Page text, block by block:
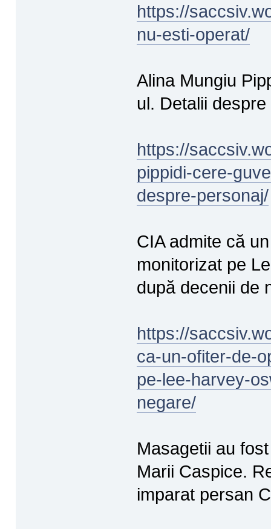
https://
nu-esti-operat/
Alina Mungiu
ul. Detalii
https://
pippidi-cere-
despre-personaj/
CIA admite că
monitorizat pe
după decenii de
https://
ca-un-ofiter-de-
pe-lee-harvey-
negare/
Masagetii au
Marii Caspice.
imparat persan